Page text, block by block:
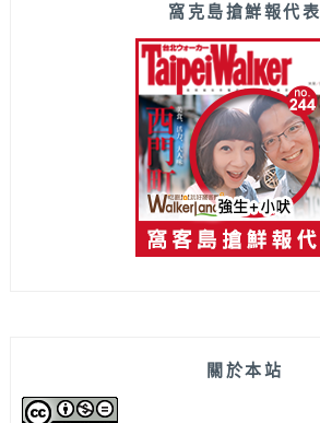
窩克島搶鮮報代表
關於本站